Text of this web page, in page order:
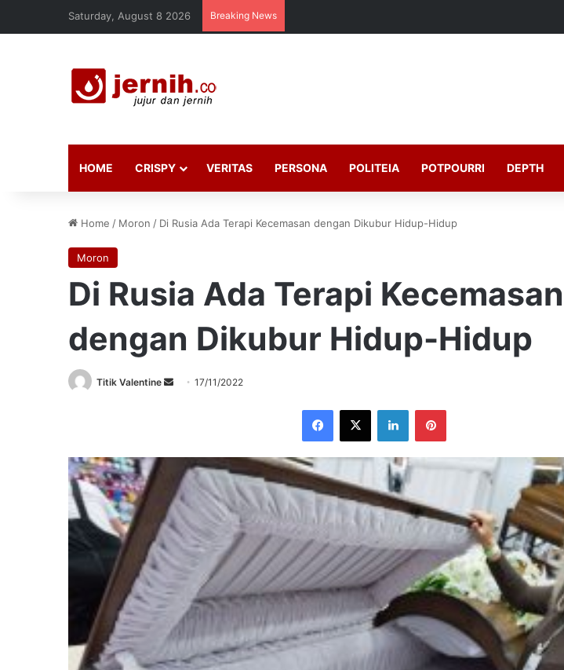
Saturday, August 8 2026 Breaking News
HOME CRISPY VERITAS PERSONA POLITEIA POTPOURRI DEPTH
Home / Moron / Di Rusia Ada Terapi Kecemasan dengan Dikubur Hidup-Hidup
Moron
Di Rusia Ada Terapi Kecemasan
dengan Dikubur Hidup-Hidup
Titik Valentine
Send17/11/2022
Facebook
X LinkedInPinterest